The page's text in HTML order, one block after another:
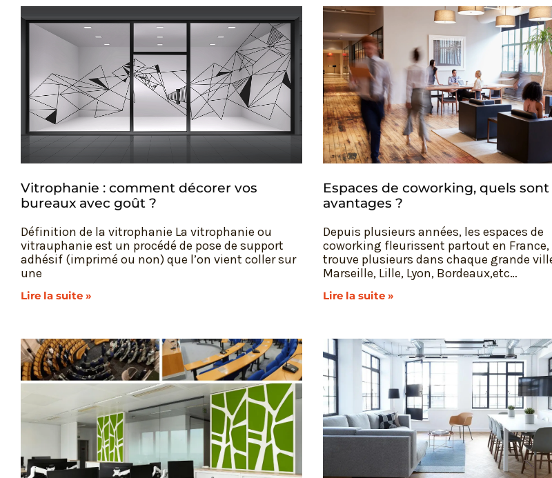
Vitrophanie : comment décorer vos
bureaux avec goût ?
Définition de la vitrophanie La vitrophanie ou
vitrauphanie est un procédé de pose de support
adhésif (imprimé ou non) que l’on vient coller sur
une
Lire la suite »
Espaces de coworking, quels sont
avantages ?
Depuis plusieurs années, les espaces de
coworking fleurissent partout en France,
trouve plusieurs dans chaque grande
Marseille, Lille, Lyon, Bordeaux,etc…
Lire la suite »